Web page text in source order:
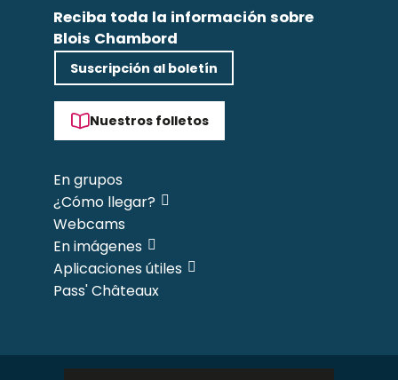
Reciba toda la información sobre
Blois Chambord
Suscripción al boletín
Nuestros folletos
En grupos
¿Cómo llegar?
Webcams
En imágenes
Aplicaciones útiles
Pass' Châteaux